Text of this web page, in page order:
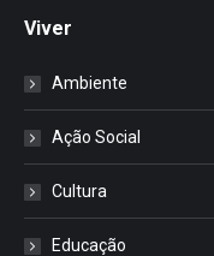
Viver
Ambiente
Ação Social
Cultura
Educação